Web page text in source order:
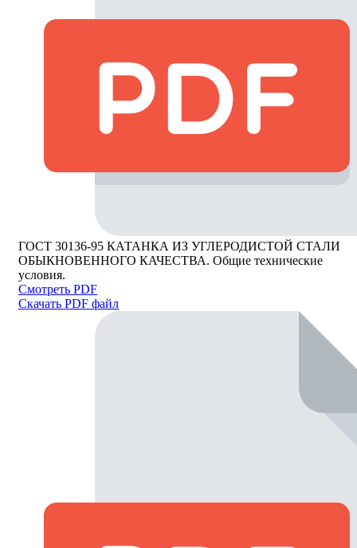
ГОСТ 30136-95 КАТАНКА ИЗ УГЛЕРОДИСТОЙ СТАЛИ
ОБЫКНОВЕННОГО КАЧЕСТВА. Общие технические
условия.
Смотреть PDF
Скачать PDF файл